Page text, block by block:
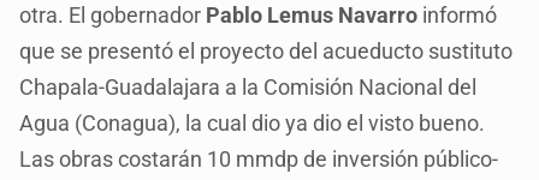
otra. El gobernador Pablo Lemus Navarro informó
que se presentó el proyecto del acueducto sustituto
Chapala-Guadalajara a la Comisión Nacional del
Agua (Conagua), la cual dio ya dio el visto bueno.
Las obras costarán 10 mmdp de inversión público-